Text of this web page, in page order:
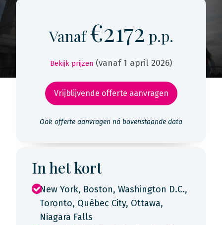
Vanaf€2172 p.p.
Bekijk prijzen (vanaf 1 april 2026)
Vrijblijvende offerte aanvragen
Ook offerte aanvragen ná bovenstaande data
In het kort
New York, Boston, Washington D.C.,
Toronto, Québec City, Ottawa,
Niagara Falls